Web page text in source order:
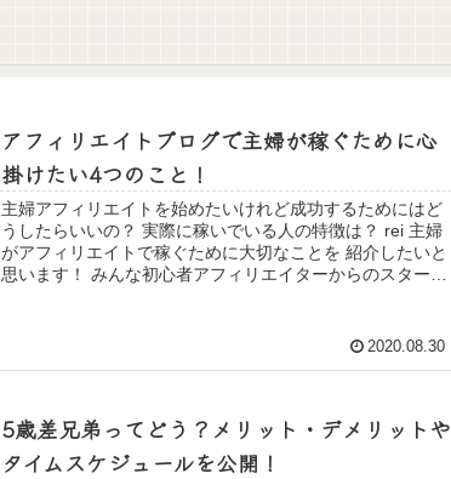
アフィリエイトブログで主婦が稼ぐために心
掛けたい4つのこと！
主婦アフィリエイトを始めたいけれど成功するためにはど
うしたらいいの？ 実際に稼いでいる人の特徴は？ rei 主婦
がアフィリエイトで稼ぐために大切なことを 紹介したいと
思います！ みんな初心者アフィリエイターからのスタート
2020.08.30
5歳差兄弟ってどう？メリット・デメリットや
タイムスケジュールを公開！